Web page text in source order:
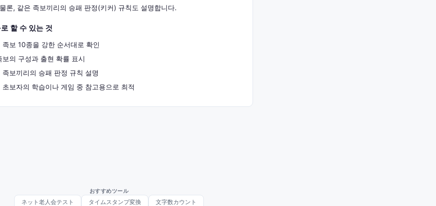
론, 같은 족보끼리의 승패 판정(키커) 규칙도 설명합니다.
할 수 있는 것
족보 10종을 강한 순서대로 확인
보의 구성과 출현 확률 표시
족보끼리의 승패 판정 규칙 설명
초보자의 학습이나 게임 중 참고용으로 최적
おすすめツール
ネット老人会テスト タイムスタンプ変換 文字数カウント